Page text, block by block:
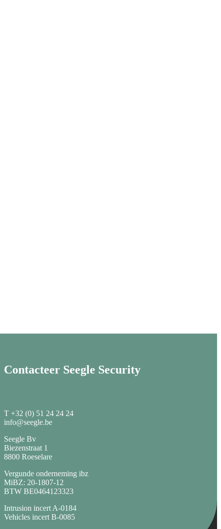
Contacteer Seegle Security
T +32 (0) 51 24 24 24
info@seegle.be
Seegle Bv
Biezenstraat 1
8800 Roeselare
Vergunde onderneming ibz
MiBZ: 20-1807-12
BTW BE0464123323
Intrusion incert A-0184
Vehicles incert B-0085